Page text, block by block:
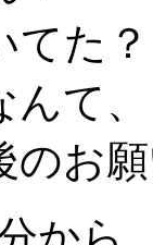
てた？
て、
のお